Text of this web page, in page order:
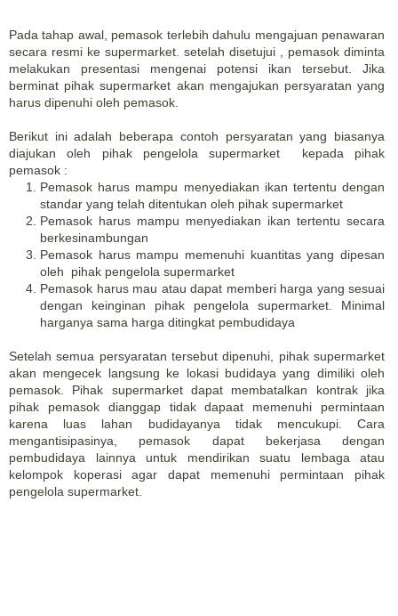
Pada tahap awal, pemasok terlebih dahulu mengajuan penawaran
secara resmi ke supermarket. setelah disetujui , pemasok diminta
melakukan presentasi mengenai potensi ikan tersebut. Jika
berminat pihak supermarket akan mengajukan persyaratan yang
harus dipenuhi oleh pemasok.
Berikut ini adalah beberapa contoh persyaratan yang biasanya
diajukan oleh pihak pengelola supermarket kepada pihak
pemasok :
Pemasok harus mampu menyediakan ikan tertentu dengan
standar yang telah ditentukan oleh pihak supermarket
Pemasok harus mampu menyediakan ikan tertentu secara
berkesinambungan
Pemasok harus mampu memenuhi kuantitas yang dipesan
oleh pihak pengelola supermarket
Pemasok harus mau atau dapat memberi harga yang sesuai
dengan keinginan pihak pengelola supermarket. Minimal
harganya sama harga ditingkat pembudidaya
Setelah semua persyaratan tersebut dipenuhi, pihak supermarket
akan mengecek langsung ke lokasi budidaya yang dimiliki oleh
pemasok. Pihak supermarket dapat membatalkan kontrak jika
pihak pemasok dianggap tidak dapaat memenuhi permintaan
karena luas lahan budidayanya tidak mencukupi. Cara
mengantisipasinya, pemasok dapat bekerjasa dengan
pembudidaya lainnya untuk mendirikan suatu lembaga atau
kelompok koperasi agar dapat memenuhi permintaan pihak
pengelola supermarket.